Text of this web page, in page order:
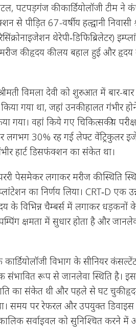
पटपड़गंज की कार्डियोलॉजी टीम ने
से पीड़ित 67-वर्षीय हल्द्वानी निवासी
थेरेपी‑डिफिब्रिलेटर)
की हृदय की लय बहाल हुई और हृदय
विमला देवी को शुरुआत में बार-बार
गया था, जहां उनकी हालत गंभीर
गया। वहां किये गए चिकित्सकीय
लगभग 30% रह गई लेफ्ट वेंट्रिकुलर
हार्ट डिसफंक्शन का संकेत था।
पेसमेकर लगाकर मरीज की स्थिति
का निर्णय लिया। CRT‑D एक
के विभिन्न चैम्बर्स में लगाकर
क्षमता में सुधार होता है और
विभाग के सीनियर कंसल्टेंट
संभावित रूप से जानलेवा स्थिति है।
का संकेत थी और पहले से घट चुकी
समय पर रेफरल और उपयुक्त
सर्वाइवल को सुनिश्चित करने में